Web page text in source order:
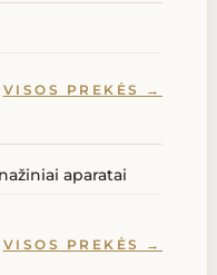
VISOS PREKĖS →
aparatai
VISOS PREKĖS →